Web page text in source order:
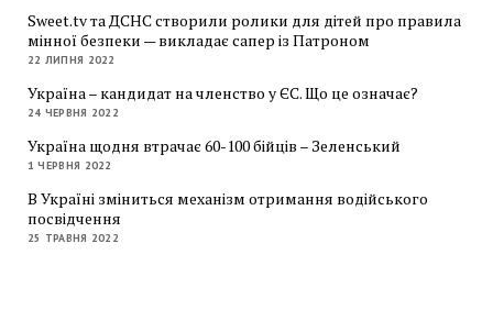
Sweet.tv та ДСНС створили ролики для дітей про правила
мінної безпеки — викладає сапер із Патроном
22 ЛИПНЯ 2022
Україна – кандидат на членство у ЄС. Що це означає?
24 ЧЕРВНЯ 2022
Україна щодня втрачає 60-100 бійців – Зеленський
1 ЧЕРВНЯ 2022
В Україні зміниться механізм отримання водійського
посвідчення
25 ТРАВНЯ 2022